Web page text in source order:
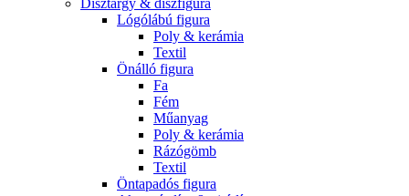
Dísztárgy & díszfigura
Lógólábú figura
Poly & kerámia
Textil
Önálló figura
Fa
Fém
Műanyag
Poly & kerámia
Rázógömb
Textil
Öntapadós figura